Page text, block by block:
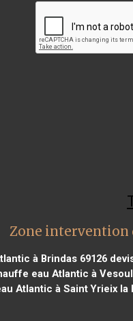
Zone intervention
à Brindas 69126
eau Atlantic à Vesoul
Atlantic à Saint Yrieix la